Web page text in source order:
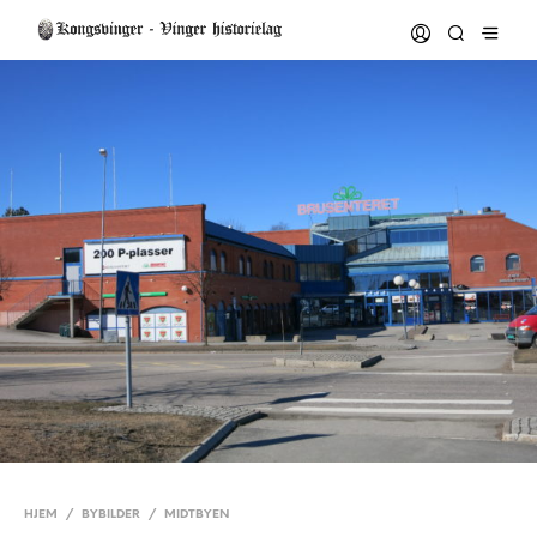
HJEM / BYBILDER / MIDTBYEN